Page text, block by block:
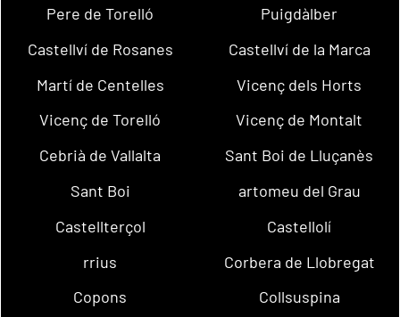
Pere de Torelló
Puigdàlber
Castellví de Rosanes
Castellví de la Marca
Martí de Centelles
Vicenç dels Horts
Vicenç de Torelló
Vicenç de Montalt
Cebrià de Vallalta
Sant Boi de Lluçanès
Sant Boi
artomeu del Grau
Castellterçol
Castellolí
rrius
Corbera de Llobregat
Copons
Collsuspina